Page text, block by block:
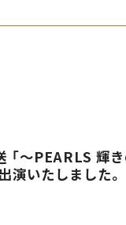
「〜PEARLS 輝
演いたしました。